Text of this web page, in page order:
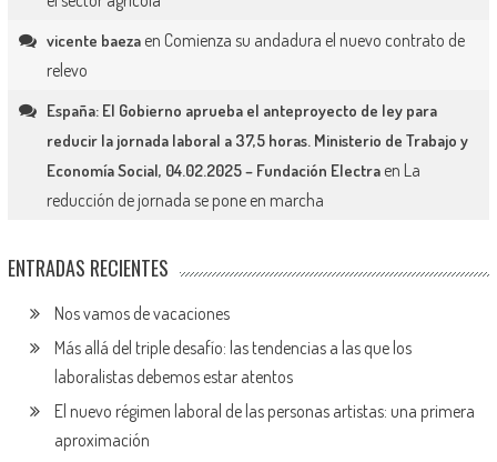
vicente baezaen Comienza su andadura el nuevo contrato de
relevo
España: El Gobierno aprueba el anteproyecto de ley para
reducir la jornada laboral a 37,5 horas. Ministerio de Trabajo y
Economía Social, 04.02.2025 – Fundación Electraen La
reducción de jornada se pone en marcha
ENTRADAS RECIENTES
Nos vamos de vacaciones
Más allá del triple desafío: las tendencias a las que los
laboralistas debemos estar atentos
El nuevo régimen laboral de las personas artistas: una primera
aproximación